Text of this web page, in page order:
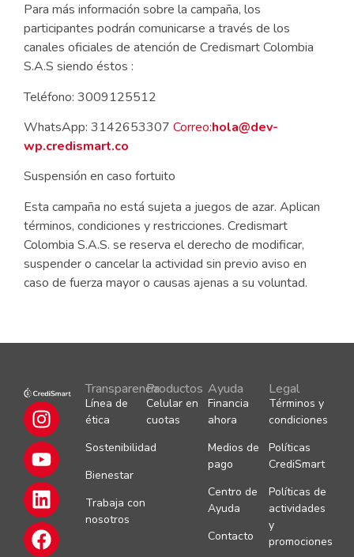
Para más información sobre la campaña, los
participantes podrán comunicarse a través de los
canales oficiales de atención de Credismart Colombia
S.A.S siendo éstos :
Teléfono: 3009125512
WhatsApp: 3142653307 Correo:hola@dev-
wp.credismart.co
Suspensión en caso fortuito
Esta campaña no está sujeta a juegos de azar. Aplican
términos, condiciones y restricciones. Credismart
Colombia S.A.S. se reserva el derecho de modificar,
suspender o cancelar la actividad sin previo aviso en
caso de fuerza mayor o causas ajenas a su voluntad.
Transparencia
Línea de
ética
Sostenibilidad
Bienestar
Trabaja con
nosotros
Productos
Celular en
cuotas
Ayuda
Financia
ahora
Medios de
pago
Centro de
Ayuda
Contacto
Legal
Términos y
condiciones
Políticas
CrediSmart
Políticas de
actividades
y
promociones